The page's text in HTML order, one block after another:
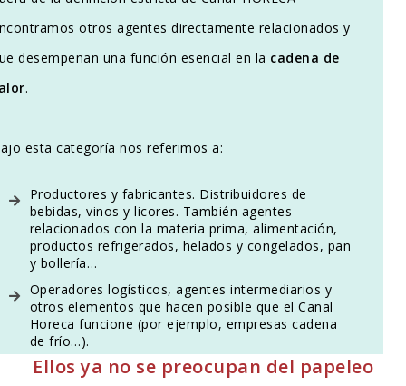
otros agentes directamente relacionados y
desempeñan una función esencial en la cadena de
.
esta categoría nos referimos a:
Productores y fabricantes. Distribuidores de
bebidas, vinos y licores. También agentes
relacionados con la materia prima, alimentación,
productos refrigerados, helados y congelados, pan
y bollería…
Operadores logísticos, agentes intermediarios y
otros elementos que hacen posible que el Canal
Horeca funcione (por ejemplo, empresas cadena
de frío…).
Ellos ya no se preocupan del papeleo